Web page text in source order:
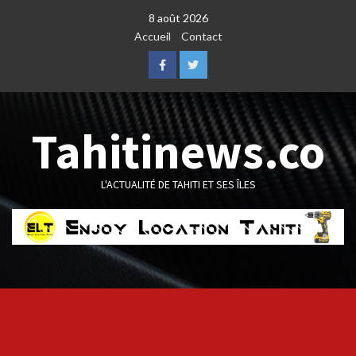
8 août 2026
Accueil
Contact
FacebookTwitter
Tahitinews.co
L'ACTUALITÉ DE TAHITI ET SES ÎLES